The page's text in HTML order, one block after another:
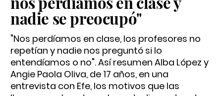
nadie se preocupó"
"Nos perdíamos en clase, los profesores no
repetían y nadie nos preguntó si lo
entendíamos o no". Así resumen Alba López y
Angie Paola Oliva, de 17 años, en una
entrevista con Efe, los motivos que las